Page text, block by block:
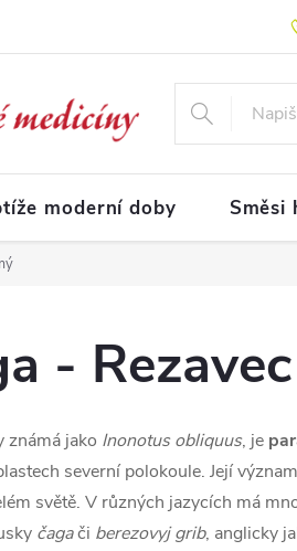
moderní doby Směsi
-
známá jako Inonotus obliquus, je
severní polokoule. Její
světě. V různých jazycích má
čagači berezovyj grib, anglicky